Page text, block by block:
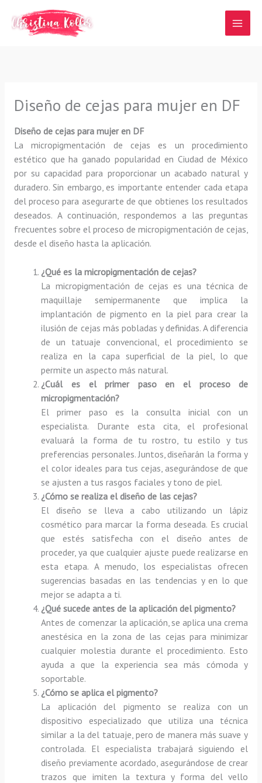
contenido
Diseño de cejas para mujer en DF
Diseño de cejas para mujer en DF
La micropigmentación de cejas es un procedimiento
estético que ha ganado popularidad en Ciudad de México
por su capacidad para proporcionar un acabado natural y
duradero. Sin embargo, es importante entender cada etapa
del proceso para asegurarte de que obtienes los resultados
deseados. A continuación, respondemos a las preguntas
frecuentes sobre el proceso de micropigmentación de cejas,
desde el diseño hasta la aplicación.
¿Qué es la micropigmentación de cejas?
La micropigmentación de cejas es una técnica de
maquillaje semipermanente que implica la
implantación de pigmento en la piel para crear la
ilusión de cejas más pobladas y definidas. A diferencia
de un tatuaje convencional, el procedimiento se
realiza en la capa superficial de la piel, lo que
permite un aspecto más natural.
¿Cuál es el primer paso en el proceso de
micropigmentación?
El primer paso es la consulta inicial con un
especialista. Durante esta cita, el profesional
evaluará la forma de tu rostro, tu estilo y tus
preferencias personales. Juntos, diseñarán la forma y
el color ideales para tus cejas, asegurándose de que
se ajusten a tus rasgos faciales y tono de piel.
¿Cómo se realiza el diseño de las cejas?
El diseño se lleva a cabo utilizando un lápiz
cosmético para marcar la forma deseada. Es crucial
que estés satisfecha con el diseño antes de
proceder, ya que cualquier ajuste puede realizarse en
esta etapa. A menudo, los especialistas ofrecen
sugerencias basadas en las tendencias y en lo que
mejor se adapta a ti.
¿Qué sucede antes de la aplicación del pigmento?
Antes de comenzar la aplicación, se aplica una crema
anestésica en la zona de las cejas para minimizar
cualquier molestia durante el procedimiento. Esto
ayuda a que la experiencia sea más cómoda y
soportable.
¿Cómo se aplica el pigmento?
La aplicación del pigmento se realiza con un
dispositivo especializado que utiliza una técnica
similar a la del tatuaje, pero de manera más suave y
controlada. El especialista trabajará siguiendo el
diseño previamente acordado, asegurándose de crear
trazos que imiten la textura y forma del vello